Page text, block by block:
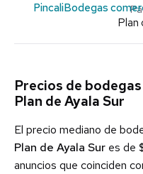
PincaliBodegas
Plan
Precios de
Plan de Ayala Sur
El precio mediano de
Plan de Ayala Sur es de
anuncios que coinciden